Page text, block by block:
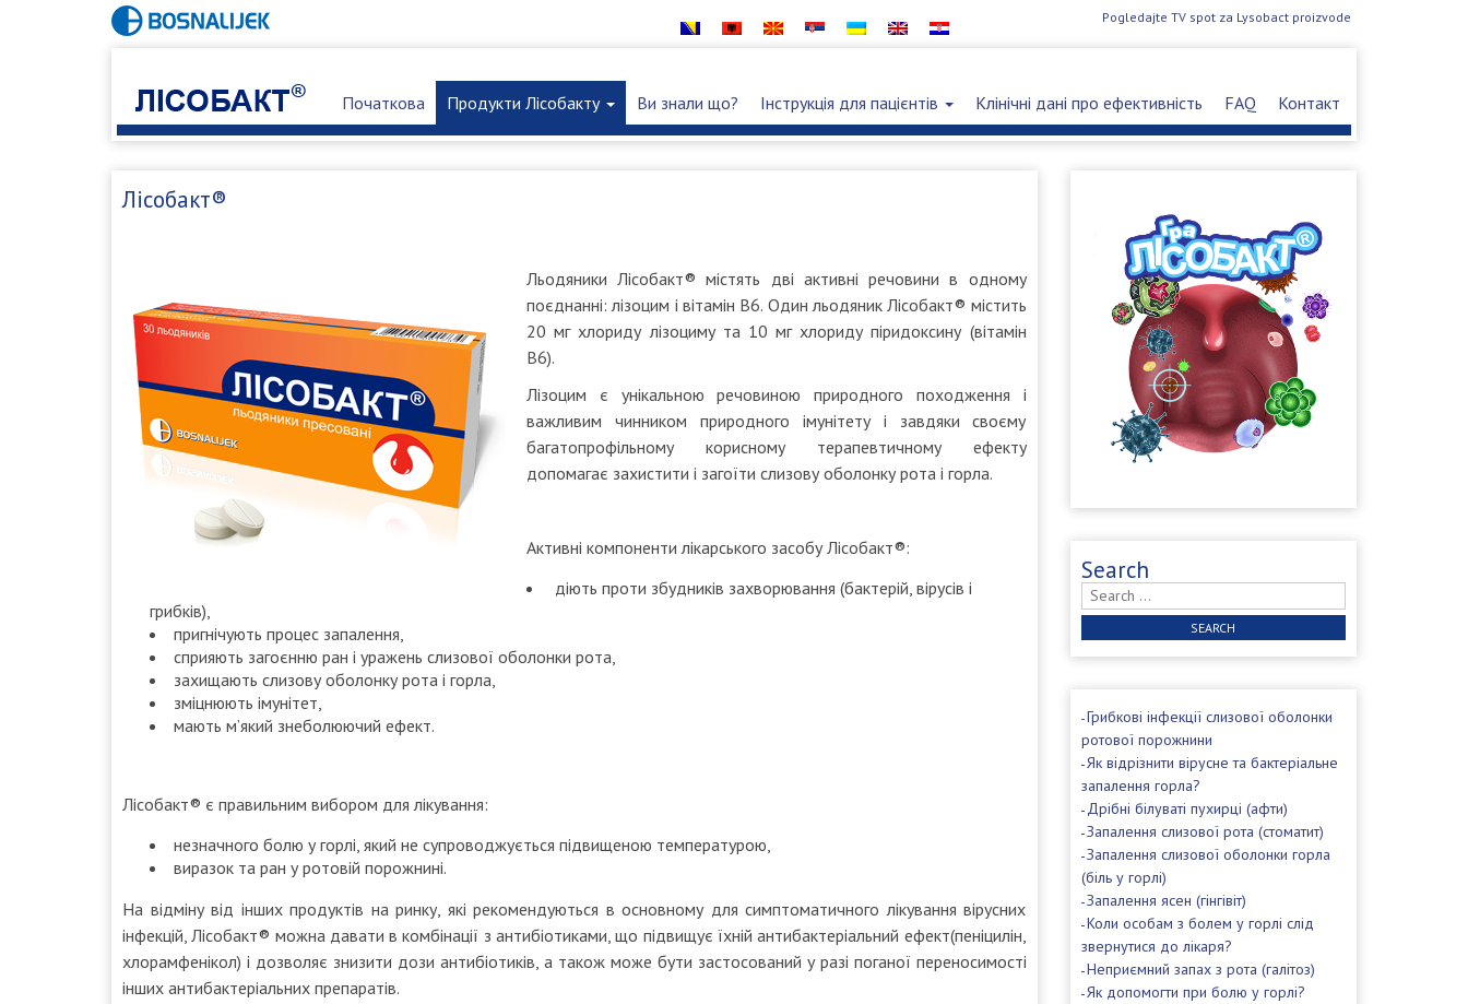
Pogledajte TV spot za Lysobact proizvode
Початкова Продукти Лісобакту Ви знали що? Інструкція для пацієнтів Клінічні дані про ефективність FAQ Контакт
Лісобакт®
Льодяники Лісобакт® містять дві активні речовини в одному
поєднанні: лізоцим і вітамін В6. Один льодяник Лісобакт® містить
20 мг хлориду лізоциму та 10 мг хлориду піридоксину (вітамін
В6).
Лізоцим є унікальною речовиною природного походження і
важливим чинником природного імунітету і завдяки своєму
багатопрофільному корисному терапевтичному ефекту
допомагає захистити і загоїти слизову оболонку рота і горла.
Активні компоненти лікарського засобу Лісобакт®:
діють проти збудників захворювання (бактерій, вірусів і
грибків),
пригнічують процес запалення,
сприяють загоєнню ран і уражень слизової оболонки рота,
захищають слизову оболонку рота і горла,
зміцнюють імунітет,
мають м’який знеболюючий ефект.
Лісобакт® є правильним вибором для лікування:
незначного болю у горлі, який не супроводжується підвищеною температурою,
виразок та ран у ротовій порожнині.
На відміну від інших продуктів на ринку, які рекомендуються в основному для симптоматичного лікування вірусних
інфекцій, Лісобакт® можна давати в комбінації з антибіотиками, що підвищує їхній антибактеріальний ефект(пеніцилін,
хлорамфенікол) і дозволяє знизити дози антибіотиків, а також може бути застосований у разі поганої переносимості
інших антибактеріальних препаратів.
Search
Search
for:
Грибкові інфекції слизової оболонки
ротової порожнини
Як відрізнити вірусне та бактеріальне
запалення горла?
Дрібні білуваті пухирці (афти)
Запалення слизової рота (стоматит)
Запалення слизової оболонки горла
(біль у горлі)
Запалення ясен (гінгівіт)
Коли особам з болем у горлі слід
звернутися до лікаря?
Неприємний запах з рота (галітоз)
Як допомогти при болю у горлі?